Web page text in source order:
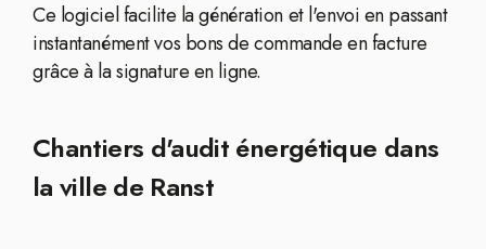
Ce logiciel facilite la génération et l'envoi en passant
instantanément vos bons de commande en facture
grâce à la signature en ligne.
Chantiers d'audit énergétique dans
la ville de Ranst